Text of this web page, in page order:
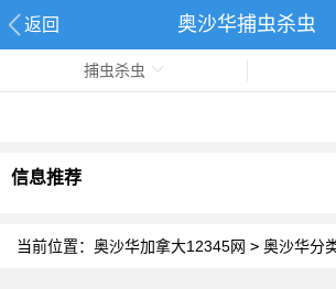
返回 奥沙华捕虫杀虫
捕虫杀虫
信息推荐
当前位置： 奥沙华加拿大12345网 > 奥沙华分